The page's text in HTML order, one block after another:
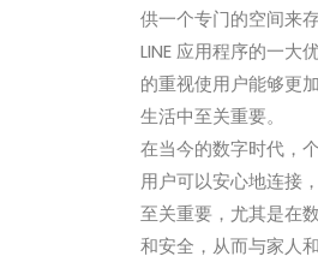
供一个专门的空间来
LINE 应用程序的一大
的重视使用户能够更
生活中至关重要。
在当今的数字时代，
用户可以安心地连接
至关重要，尤其是在
和安全，从而与家人